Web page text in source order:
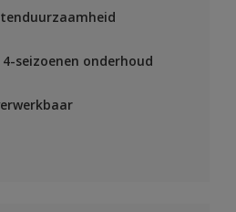
seizoenen onderhoud